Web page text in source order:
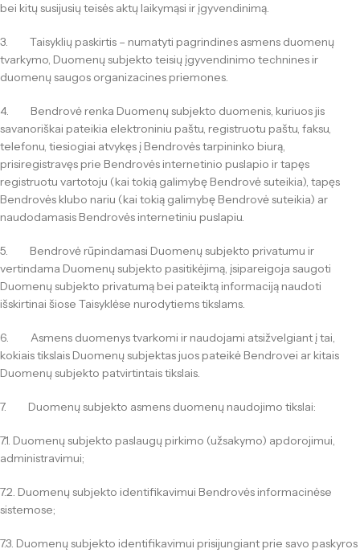
bei kitų susijusių teisės aktų laikymąsi ir įgyvendinimą.
3. Taisyklių paskirtis – numatyti pagrindines asmens duomenų
tvarkymo, Duomenų subjekto teisių įgyvendinimo technines ir
duomenų saugos organizacines priemones.
4. Bendrovė renka Duomenų subjekto duomenis, kuriuos jis
savanoriškai pateikia elektroniniu paštu, registruotu paštu, faksu,
telefonu, tiesiogiai atvykęs į Bendrovės tarpininko biurą,
prisiregistravęs prie Bendrovės internetinio puslapio ir tapęs
registruotu vartotoju (kai tokią galimybę Bendrovė suteikia), tapęs
Bendrovės klubo nariu (kai tokią galimybę Bendrovė suteikia) ar
naudodamasis Bendrovės internetiniu puslapiu.
5. Bendrovė rūpindamasi Duomenų subjekto privatumu ir
vertindama Duomenų subjekto pasitikėjimą, įsipareigoja saugoti
Duomenų subjekto privatumą bei pateiktą informaciją naudoti
išskirtinai šiose Taisyklėse nurodytiems tikslams.
6. Asmens duomenys tvarkomi ir naudojami atsižvelgiant į tai,
kokiais tikslais Duomenų subjektas juos pateikė Bendrovei ar kitais
Duomenų subjekto patvirtintais tikslais.
7. Duomenų subjekto asmens duomenų naudojimo tikslai:
7.1. Duomenų subjekto paslaugų pirkimo (užsakymo) apdorojimui,
administravimui;
7.2. Duomenų subjekto identifikavimui Bendrovės informacinėse
sistemose;
7.3. Duomenų subjekto identifikavimui prisijungiant prie savo paskyros